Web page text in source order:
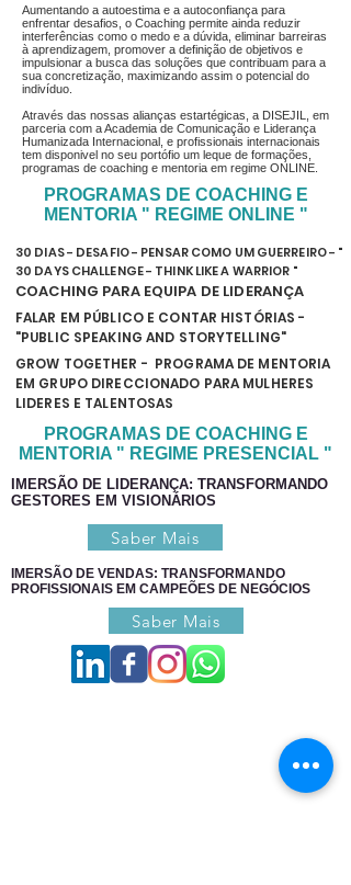
Aumentando a autoestima e a autoconfiança para
enfrentar desafios, o Coaching permite ainda reduzir
interferências como o medo e a dúvida, eliminar barreiras
à aprendizagem, promover a definição de objetivos e
impulsionar a busca das soluções que contribuam para a
sua concretização, maximizando assim o potencial do
indivíduo.
Através das nossas alianças estartégicas, a DISEJIL, em
parceria com a Academia de Comunicação e Liderança
Humanizada Internacional, e profissionais internacionais
tem disponivel no seu portófio um leque de formações,
programas de coaching e mentoria em regime ONLINE.
PROGRAMAS DE COACHING E
MENTORIA " REGIME ONLINE "
30 DIAS - DESAFIO - PENSAR COMO UM GUERREIRO - "
30 DAYS CHALLENGE - THINK LIKE A WARRIOR "
COACHING PARA EQUIPA DE LIDERANÇA
FALAR EM PÚBLICO E CONTAR HISTÓRIAS -
"PUBLIC SPEAKING AND STORYTELLING"
GROW TOGETHER - PROGRAMA DE MENTORIA
EM GRUPO DIRECCIONADO PARA MULHERES
LIDERES E TALENTOSAS
PROGRAMAS DE COACHING E
MENTORIA " REGIME PRESENCIAL "
IMERSÃO DE LIDERANÇA: TRANSFORMANDO
GESTORES EM VISIONÁRIOS
Saber Mais
IMERSÃO DE VENDAS: TRANSFORMANDO
PROFISSIONAIS EM CAMPEÕES DE NEGÓCIOS
Saber Mais